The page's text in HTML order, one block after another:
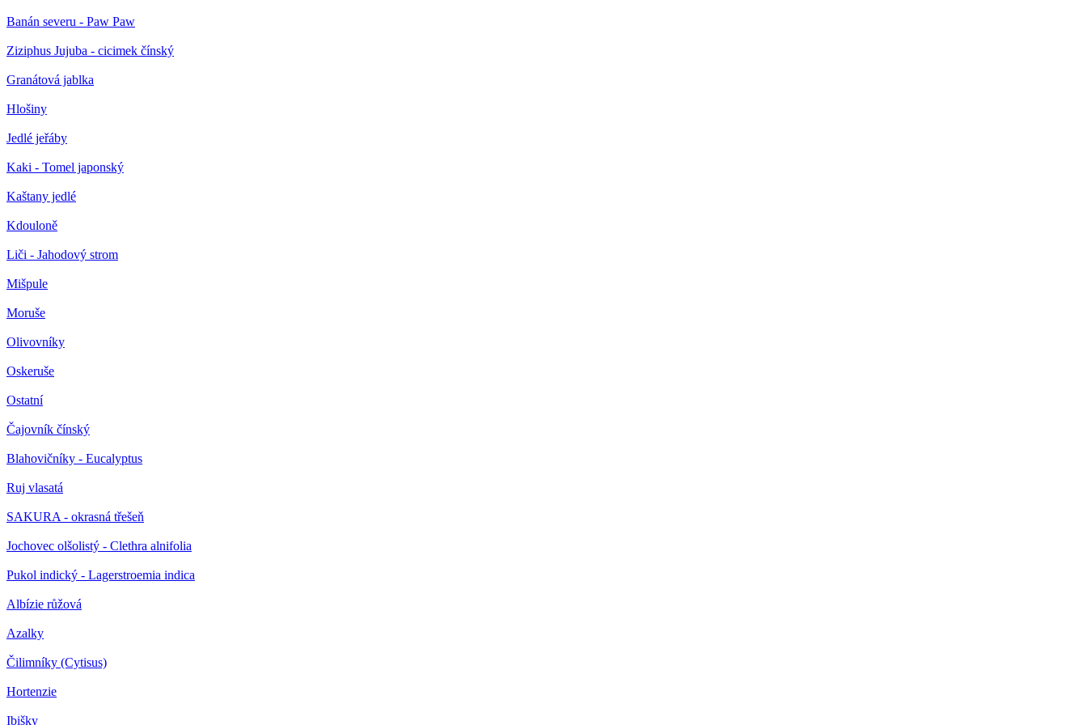
Banán severu - Paw Paw
Ziziphus Jujuba - cicimek čínský
Granátová jablka
Hlošiny
Jedlé jeřáby
Kaki - Tomel japonský
Kaštany jedlé
Kdouloně
Liči - Jahodový strom
Mišpule
Moruše
Olivovníky
Oskeruše
Ostatní
Čajovník čínský
Blahovičníky - Eucalyptus
Ruj vlasatá
SAKURA - okrasná třešeň
Jochovec olšolistý - Clethra alnifolia
Pukol indický - Lagerstroemia indica
Albízie růžová
Azalky
Čilimníky (Cytisus)
Hortenzie
Ibišky